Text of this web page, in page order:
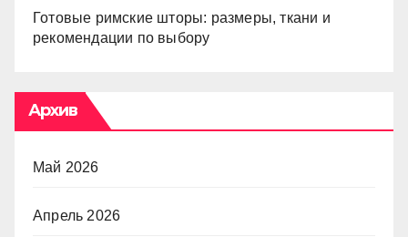
Готовые римские шторы: размеры, ткани и
рекомендации по выбору
Архив
Май 2026
Апрель 2026